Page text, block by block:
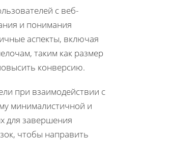
с веб-
и понимания
аспекты, включая
таким как размер
конверсию.
при взаимодействии с
минималистичной и
для завершения
чтобы направить